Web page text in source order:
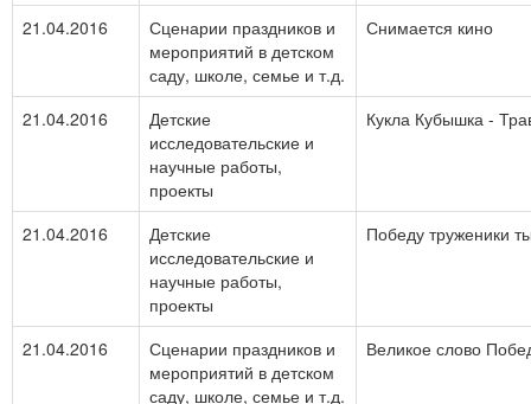
21.04.2016
Сценарии праздников и
мероприятий в детском
саду, школе, семье и т.д.
Снимается кино
21.04.2016
Детские
исследовательские и
научные работы,
проекты
Кукла Кубышка -
21.04.2016
Детские
исследовательские и
научные работы,
проекты
Победу труженики
21.04.2016
Сценарии праздников и
мероприятий в детском
саду, школе, семье и т.д.
Великое слово